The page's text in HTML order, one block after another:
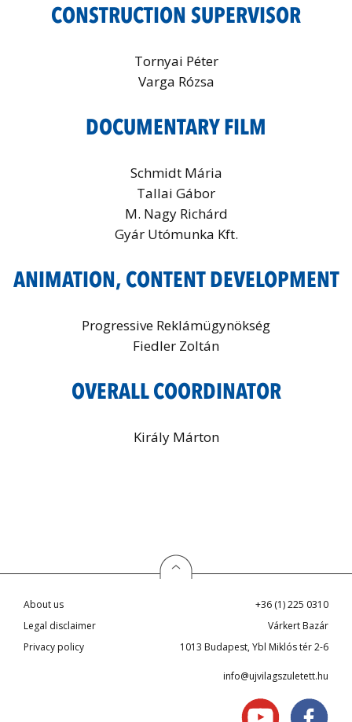
CONSTRUCTION SUPERVISOR
Tornyai Péter
Varga Rózsa
DOCUMENTARY FILM
Schmidt Mária
Tallai Gábor
M. Nagy Richárd
Gyár Utómunka Kft.
ANIMATION, CONTENT DEVELOPMENT
Progressive Reklámügynökség
Fiedler Zoltán
OVERALL COORDINATOR
Király Márton
About us
Legal disclaimer
Privacy policy
+36 (1) 225 0310
Várkert Bazár
1013 Budapest, Ybl Miklós tér 2-6
info@ujvilagszuletett.hu